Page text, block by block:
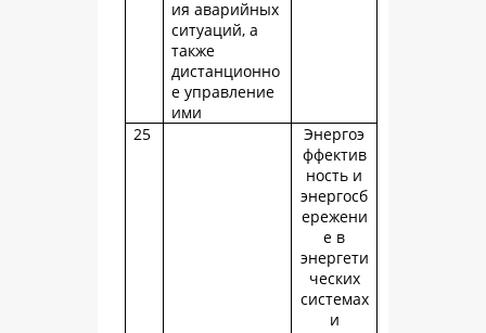
ия аварийных
ситуаций, а
также
дистанционно
е управление
ими
25
Энергоэ
ффектив
ность и
энергосб
ережени
е в
энергети
ческих
системах
и